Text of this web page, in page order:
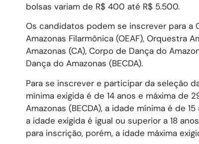
bolsas variam de R$ 400 até R$ 5.500.
Os candidatos podem se inscrever para a
Amazonas Filarmônica (OEAF), Orquestra
Amazonas (CA), Corpo de Dança do
Dança do Amazonas (BECDA).
Para se inscrever e participar da seleção
mínima exigida é de 14 anos e máxima de
Amazonas (BECDA), a idade mínima é de
a idade exigida é igual ou superior a 18
para inscrição, porém, a idade máxima